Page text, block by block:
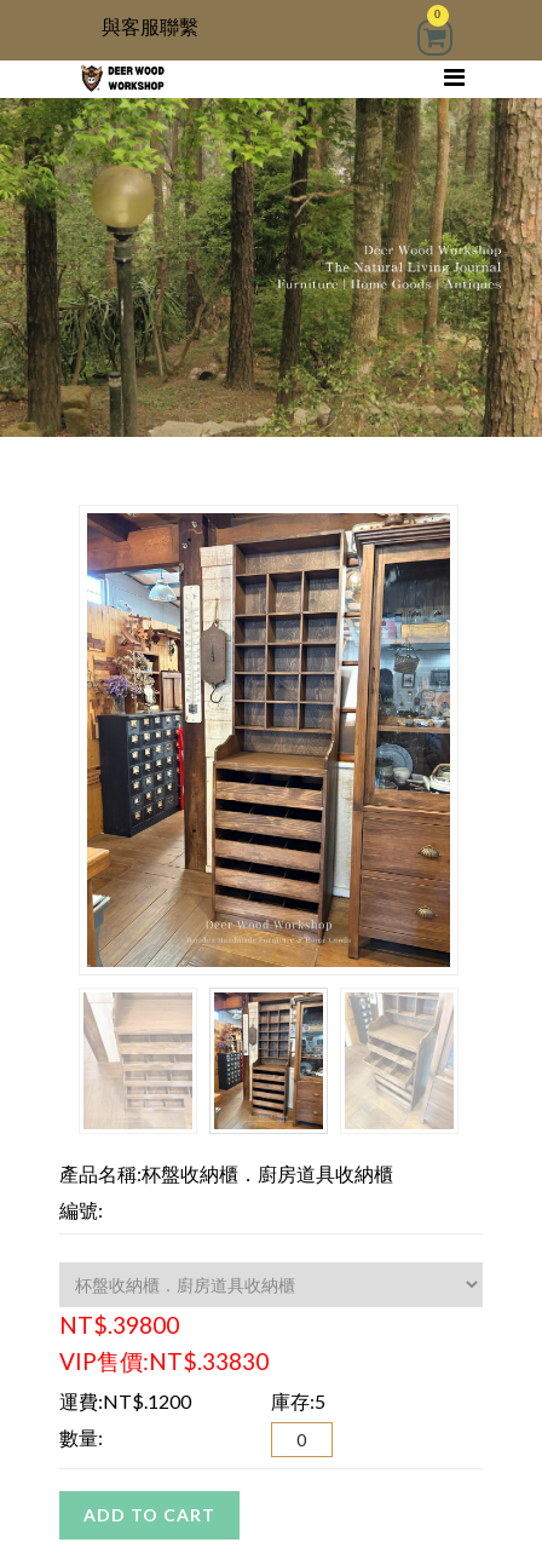
家具
木雜貨
生活器具
古物道具
居家修繕道具材料
關於我們
客製化相簿
與客服聯繫
0
產品名稱:杯盤收納櫃．廚房道具收納櫃
編號:
NT$.39800
VIP售價:NT$.33830
運費:NT$.1200
庫存:5
數量:
ADD TO CART